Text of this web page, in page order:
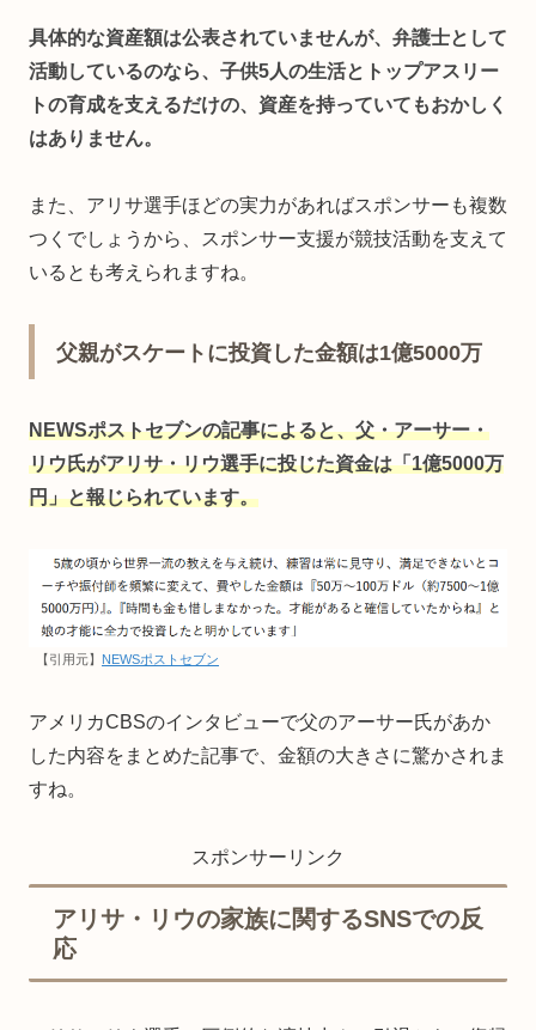
具体的な資産額は公表されていませんが、弁護士として
活動しているのなら、子供5人の生活とトップアスリー
トの育成を支えるだけの、資産を持っていてもおかしく
はありません。
また、アリサ選手ほどの実力があればスポンサーも複数
つくでしょうから、スポンサー支援が競技活動を支えて
いるとも考えられますね。
父親がスケートに投資した金額は1億5000万
NEWSポストセブンの記事によると、父・アーサー・
リウ氏がアリサ・リウ選手に投じた資金は「1億5000万
円」と報じられています。
【引用元】 NEWSポストセブン
アメリカCBSのインタビューで父のアーサー氏があか
した内容をまとめた記事で、金額の大きさに驚かされま
すね。
スポンサーリンク
アリサ・リウの家族に関するSNSでの反
応